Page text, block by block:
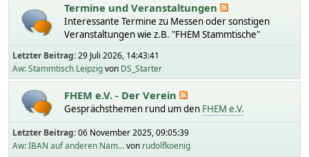
Termine und Veranstaltungen
Interessante Termine zu Messen oder sonstigen
Veranstaltungen wie z.B. "FHEM Stammtische"
Letzter Beitrag:29 Juli 2026, 14:43:41
Aw: Stammtisch Leipzigvon DS_Starter
FHEM e.V. - Der Verein
Gesprächsthemen rund um den FHEM e.V.
Letzter Beitrag:06 November 2025, 09:05:39
Aw: IBAN auf anderen Nam...von rudolfkoenig